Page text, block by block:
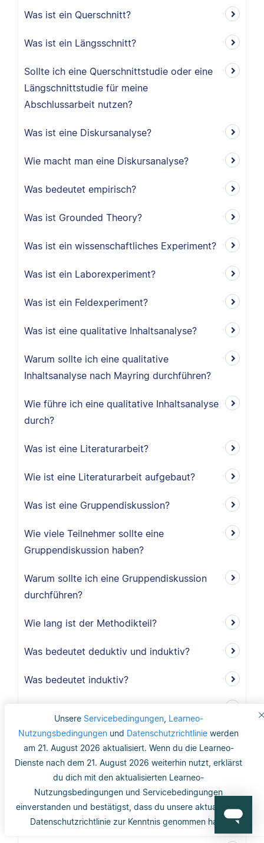
Unsere Servicebedingungen, Learneo-
Nutzungsbedingungen und Datenschutzrichtlinie werden
am 21. August 2026 aktualisiert. Wenn du die Learneo-
Dienste nach dem 21. August 2026 weiterhin nutzt, erklärst
du dich mit den aktualisierten Learneo-
Nutzungsbedingungen und Servicebedingungen
einverstanden und bestätigst, dass du unsere aktualisierte
Datenschutzrichtlinie zur Kenntnis genommen hast.
Was ist ein Querschnitt?
Was ist ein Längsschnitt?
Sollte ich eine Querschnittstudie oder eine
Längschnittstudie für meine
Abschlussarbeit nutzen?
Was ist eine Diskursanalyse?
Wie macht man eine Diskursanalyse?
Was bedeutet empirisch?
Was ist Grounded Theory?
Was ist ein wissenschaftliches Experiment?
Was ist ein Laborexperiment?
Was ist ein Feldexperiment?
Was ist eine qualitative Inhaltsanalyse?
Warum sollte ich eine qualitative
Inhaltsanalyse nach Mayring durchführen?
Wie führe ich eine qualitative Inhaltsanalyse
durch?
Was ist eine Literaturarbeit?
Wie ist eine Literaturarbeit aufgebaut?
Was ist eine Gruppendiskussion?
Wie viele Teilnehmer sollte eine
Gruppendiskussion haben?
Warum sollte ich eine Gruppendiskussion
durchführen?
Wie lang ist der Methodikteil?
Was bedeutet deduktiv und induktiv?
Was bedeutet induktiv?
Was ist Validität?
Was ist interne Validität?
Was versteht man unter Validität?
Was ist die Reliabilität?